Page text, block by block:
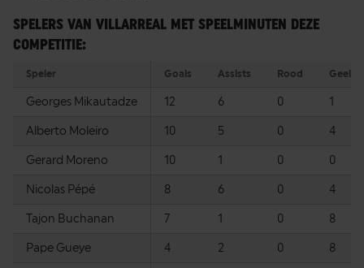
SPELERS VAN VILLARREAL MET SPEELMINUTEN DEZE
COMPETITIE:
Speler Goals Assists Rood Geel
Georges Mikautadze 12 6 0 1
Alberto Moleiro 10 5 0 4
Gerard Moreno 10 1 0 0
Nicolas Pépé 8 6 0 4
Tajon Buchanan 7 1 0 8
Pape Gueye 4 2 0 8